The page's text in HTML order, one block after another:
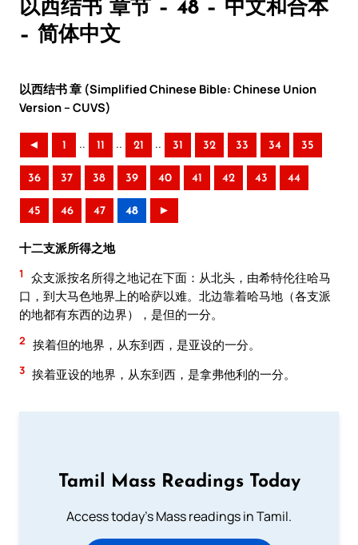
以西结书 章节 – 48 – 中文和合本
– 简体中文
以西结书 章 (Simplified Chinese Bible: Chinese Union
Version – CUVS)
◄ 1 .. 11 .. 21 .. 31 32 33 34 35
36 37 38 39 40 41 42 43 44
45 46 47 48 ►
十二支派所得之地
1
众支派按名所得之地记在下面：从北头，由希特伦往哈马
口，到大马色地界上的哈萨以难。北边靠着哈马地（各支派
的地都有东西的边界），是但的一分。
2 挨着但的地界，从东到西，是亚设的一分。
3 挨着亚设的地界，从东到西，是拿弗他利的一分。
Tamil Mass Readings Today
Access today's Mass readings in Tamil.